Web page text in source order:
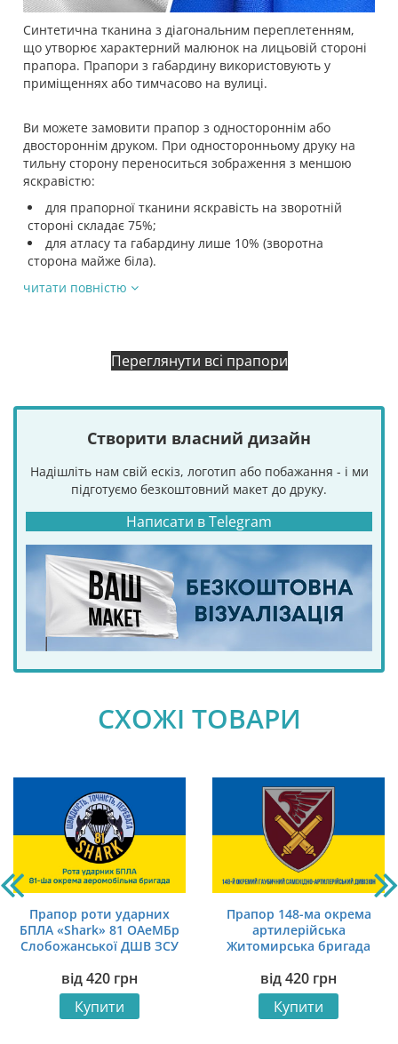
Синтетична тканина з діагональним переплетенням,
що утворює характерний малюнок на лицьовій стороні
прапора. Прапори з габардину використовують у
приміщеннях або тимчасово на вулиці.
Ви можете замовити прапор з одностороннім або
двостороннім друком. При односторонньому друку на
тильну сторону переноситься зображення з меншою
яскравістю:
для прапорної тканини яскравість на зворотній
стороні складає 75%;
для атласу та габардину лише 10% (зворотна
сторона майже біла).
читати повністю
Переглянути всі прапори
Створити власний дизайн
Надішліть нам свій ескіз, логотип або побажання - і ми
підготуємо безкоштовний макет до друку.
Написати в Telegram
СХОЖІ ТОВАРИ
Прапор роти ударних
БПЛА «Shark» 81 ОАеМБр
Слобожанської ДШВ ЗСУ
від420 грн
Купити
Прапор 148-ма окрема
артилерійська
Житомирська бригада
синьо-жовтий 1
від420 грн
Купити